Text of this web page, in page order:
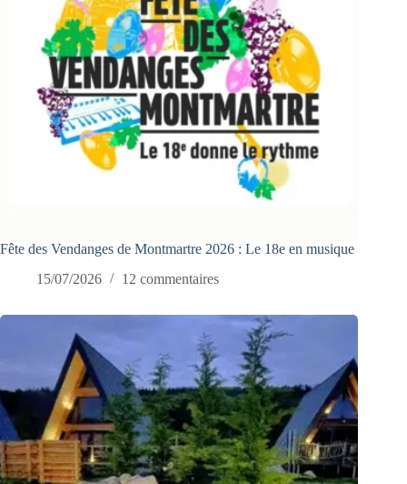
Fête des Vendanges de Montmartre 2026 : Le 18e en musique
15/07/2026
12 commentaires